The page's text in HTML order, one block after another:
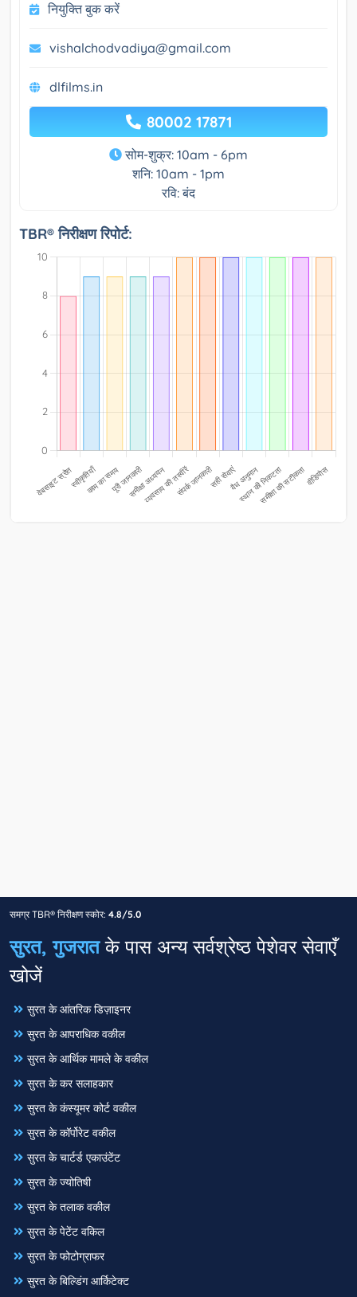
नियुक्ति बुक करें
vishalchodvadiya@gmail.com
dlfilms.in
80002 17871
सोम-शुक्र: 10am - 6pm
शनि: 10am - 1pm
रवि: बंद
TBR® निरीक्षण रिपोर्ट:
समग्र TBR® निरीक्षण स्कोर: 4.8/5.0
सुरत, गुजरातके पास अन्य सर्वश्रेष्ठ पेशेवर सेवाएँ
खोजें
सुरत के आंतरिक डिज़ाइनर
सुरत के आपराधिक वकील
सुरत के आर्थिक मामले के वकील
सुरत के कर सलाहकार
सुरत के कंस्यूमर कोर्ट वकील
सुरत के कॉर्पोरेट वकील
सुरत के चार्टर्ड एकाउंटेंट
सुरत के ज्योतिषी
सुरत के तलाक वकील
सुरत के पेटेंट वकिल
सुरत के फोटोग्राफर
सुरत के बिल्डिंग आर्किटेक्ट